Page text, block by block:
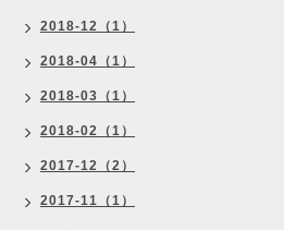
2018-12（1）
2018-04（1）
2018-03（1）
2018-02（1）
2017-12（2）
2017-11（1）